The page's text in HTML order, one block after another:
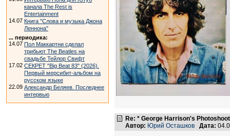
канала The Rest is
Entertainment
14.07 Книга "Слова и музыка Джона
Леннона"
... периодика:
14.07 Пол Маккартни сделал
трибьют The Beatles на
свадьбе Тейлор Свифт
17.02 СЕКРЕТ "Big Beat 83" (2026).
Первый мерсибит-альбом на
русском языке
22.09 Александр Беляев. Последнее
интервью
Re: * George Harrison's
Автор: Юрий Осташков Дата: